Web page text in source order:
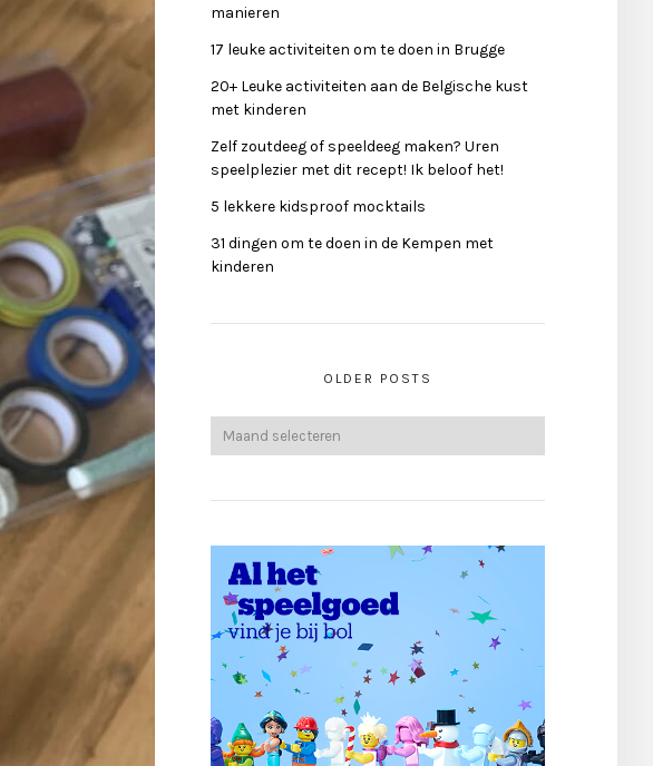
manieren
17 leuke activiteiten om te doen in Brugge
20+ Leuke activiteiten aan de Belgische kust
met kinderen
Zelf zoutdeeg of speeldeeg maken? Uren
speelplezier met dit recept! Ik beloof het!
5 lekkere kidsproof mocktails
31 dingen om te doen in de Kempen met
kinderen
OLDER POSTS